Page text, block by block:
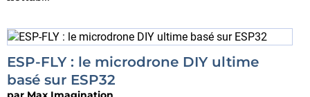
ESP-FLY : le microdrone DIY ultime
basé sur ESP32